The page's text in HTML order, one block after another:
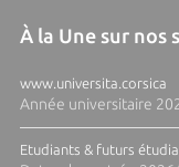
À la Une sur nos
www.universita.corsica
Année universitaire
Etudiants & futurs